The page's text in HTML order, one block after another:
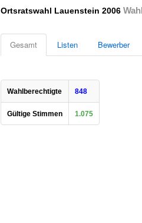
Ortsratswahl Lauenstein 2006
Gesamt Listen Bewerber
Wahlberechtigte 848
Gültige Stimmen 1.075